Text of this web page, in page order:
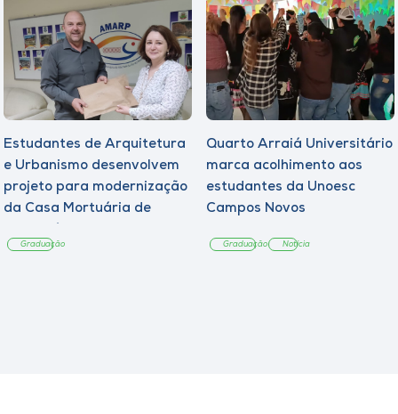
Estudantes de Arquitetura
e Urbanismo desenvolvem
projeto para modernização
da Casa Mortuária de
Graduação
Quarto Arraiá Universitário
marca acolhimento aos
estudantes da Unoesc
Campos Novos
Graduação Notícia